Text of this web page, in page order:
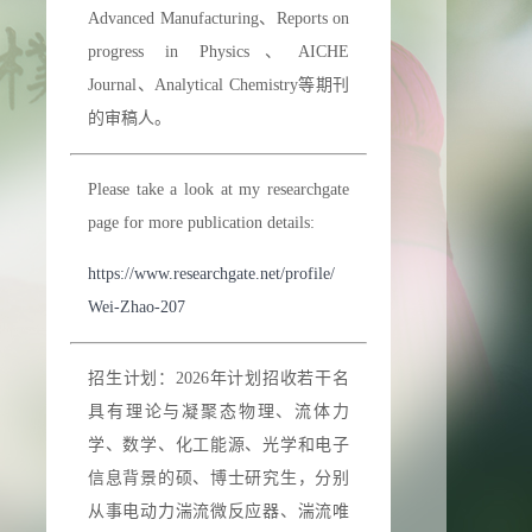
Advanced Manufacturing、Reports on
progress in Physics、AICHE
Journal、Analytical Chemistry等期刊
的审稿人。
Please take a look at my researchgate
page for more publication details:
https://www.researchgate.net/profile/
Wei-Zhao-207
招生计划：2026年计划招收若干名
具有理论与凝聚态物理、流体力
学、数学、化工能源、光学和电子
信息背景的硕、博士研究生，分别
从事电动力湍流微反应器、湍流唯